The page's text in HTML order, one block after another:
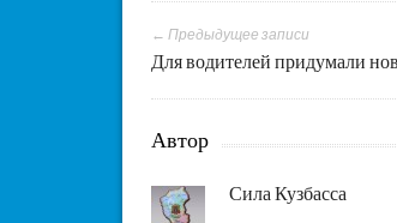
← Предыдущее записи
Для водителей придумали
Автор
Сила Кузбасса